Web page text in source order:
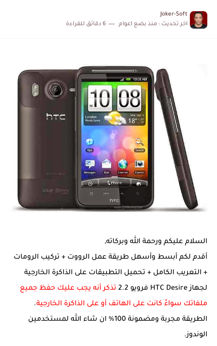
Joker-Soft
اخر تحديث : منذ بضع اعوام 6 دقائق للقراءة
السلام عليكم ورحمة الله وبركاته,
أقدم لكم أبسط وأسهل طريقة عمل الرووت + تركيب الرومات
+ التعريب الكامل + تحميل التطبيقات على الذاكرة الخارجية
لجهاز HTC Desire فرويو 2.2
تذكر أنه يجب عليك حفظ جميع
ملفاتك سواءً كانت على الهاتف أو على الذاكرة الخارجية.
الطريقة مجربة ومضمونة 100% ان شاء الله لمستخدمين
الوندوز.